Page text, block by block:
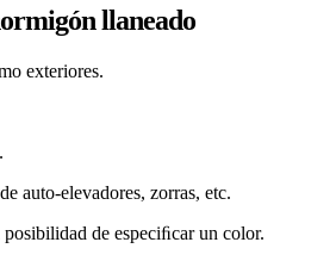
llaneado
exteriores.
auto-elevadores, zorras, etc.
de especiﬁcar un color.